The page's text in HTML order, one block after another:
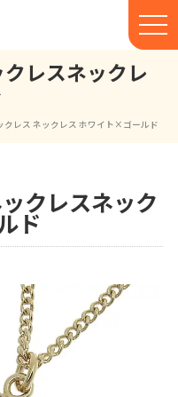
レスネックレ
クレス ネックレス ホワイト×ゴールド
クレスネック
ド